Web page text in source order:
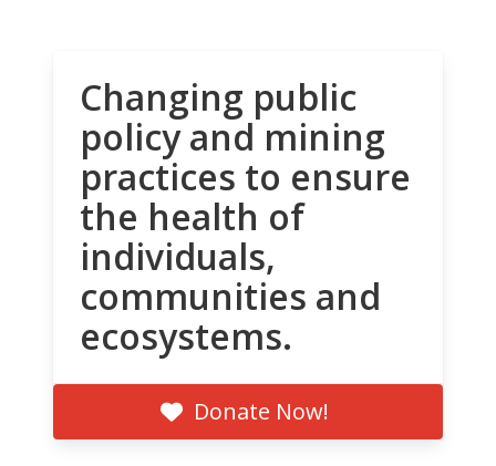
Changing public
policy and mining
practices to ensure
the health of
individuals,
communities and
ecosystems.
Donate Now!